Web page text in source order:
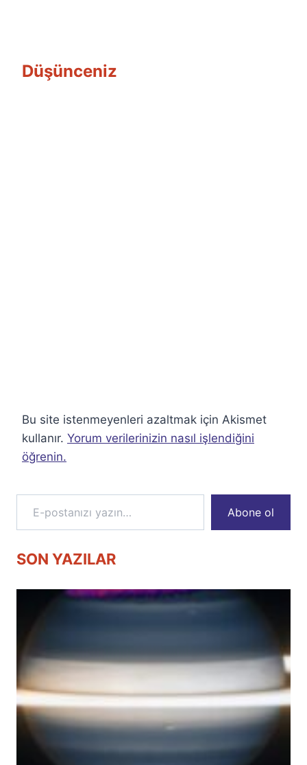
Düşünceniz
Bu site istenmeyenleri azaltmak için Akismet
kullanır. Yorum verilerinizin nasıl işlendiğini
öğrenin.
E-postanızı yazın…
Abone ol
SON YAZILAR